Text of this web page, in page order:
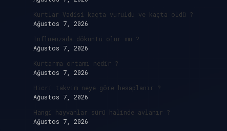
Kurtlar Vadisi kaçta vuruldu ve kaçta öldü ?
Ağustos 7, 2026
Influenzada döküntü olur mu ?
Ağustos 7, 2026
Kurtarma ortamı nedir ?
Ağustos 7, 2026
Hicri takvim neye göre hesaplanır ?
Ağustos 7, 2026
Hangi hayvanlar sürü halinde avlanır ?
Ağustos 7, 2026